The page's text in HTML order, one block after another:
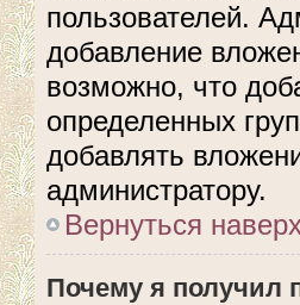
пользователей.
добавление
возможно, что
определенных
добавлять
администратору.
Вернуться
Почему я получил